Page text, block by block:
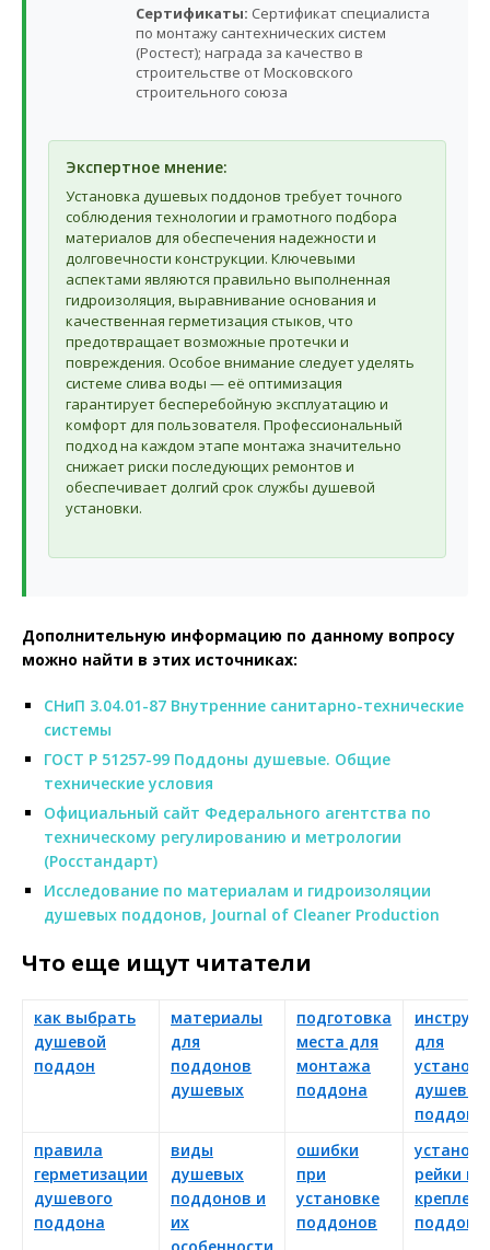
Сертификаты: Сертификат специалиста
по монтажу сантехнических систем
(Ростест); награда за качество в
строительстве от Московского
строительного союза
Экспертное мнение:
Установка душевых поддонов требует точного
соблюдения технологии и грамотного подбора
материалов для обеспечения надежности и
долговечности конструкции. Ключевыми
аспектами являются правильно выполненная
гидроизоляция, выравнивание основания и
качественная герметизация стыков, что
предотвращает возможные протечки и
повреждения. Особое внимание следует уделять
системе слива воды — её оптимизация
гарантирует бесперебойную эксплуатацию и
комфорт для пользователя. Профессиональный
подход на каждом этапе монтажа значительно
снижает риски последующих ремонтов и
обеспечивает долгий срок службы душевой
установки.
Дополнительную информацию по данному вопросу
можно найти в этих источниках:
СНиП 3.04.01-87 Внутренние санитарно-технические
системы
ГОСТ Р 51257-99 Поддоны душевые. Общие
технические условия
Официальный сайт Федерального агентства по
техническому регулированию и метрологии
(Росстандарт)
Исследование по материалам и гидроизоляции
душевых поддонов, Journal of Cleaner Production
Что еще ищут читатели
как выбрать
душевой
поддон
материалы
для
поддонов
душевых
подготовка
места для
монтажа
поддона
для
поддона
правила
герметизации
душевого
поддона
виды
душевых
поддонов и
их
ошибки
при
установке
поддонов
рейки и
поддона